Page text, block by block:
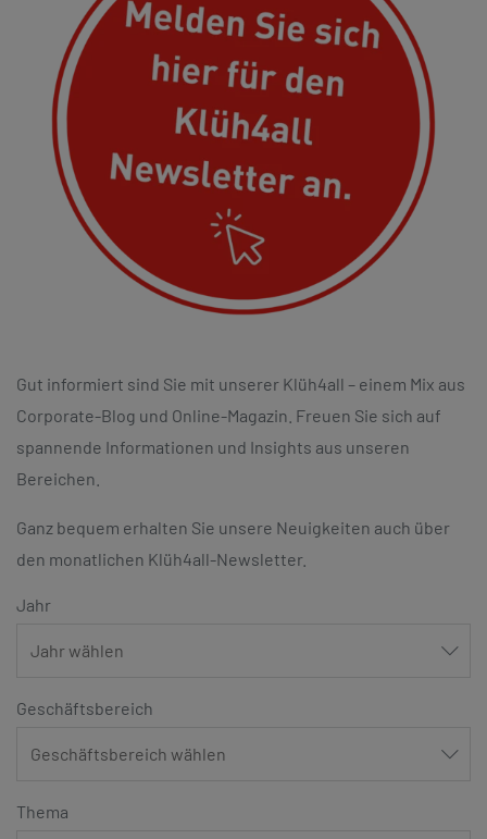
Gut informiert sind Sie mit unserer Klüh4all – einem Mix aus
Corporate-Blog und Online-Magazin. Freuen Sie sich auf
spannende Informationen und Insights aus unseren
Bereichen.
Ganz bequem erhalten Sie unsere Neuigkeiten auch über
den monatlichen Klüh4all-Newsletter.
Jahr
Geschäftsbereich
Thema